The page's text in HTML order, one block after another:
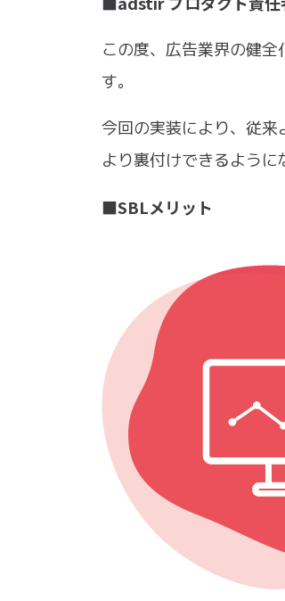
この度、広告業界の健
す。
今回の実装により、従
より裏付けできるように
■SBLメリット